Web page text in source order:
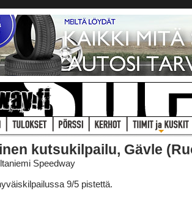
kutsukilpailu, Gävle
Speedway
9/5 pistettä.